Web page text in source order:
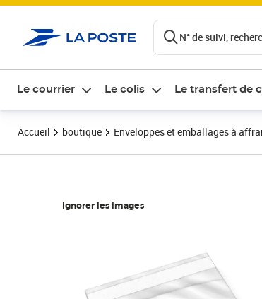
N° de suivi,
Le courrier Le colis Le transfert de
Accueil boutique Enveloppes et emballages à
Ignorer les images